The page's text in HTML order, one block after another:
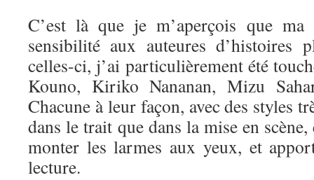
C’est là que je m’aperçois que
sensibilité aux auteures d’histoires
celles-ci, j’ai particulièrement été
Kouno, Kiriko Nananan, Mizu
Chacune à leur façon, avec des styles
dans le trait que dans la mise en
monter les larmes aux yeux, et
lecture.